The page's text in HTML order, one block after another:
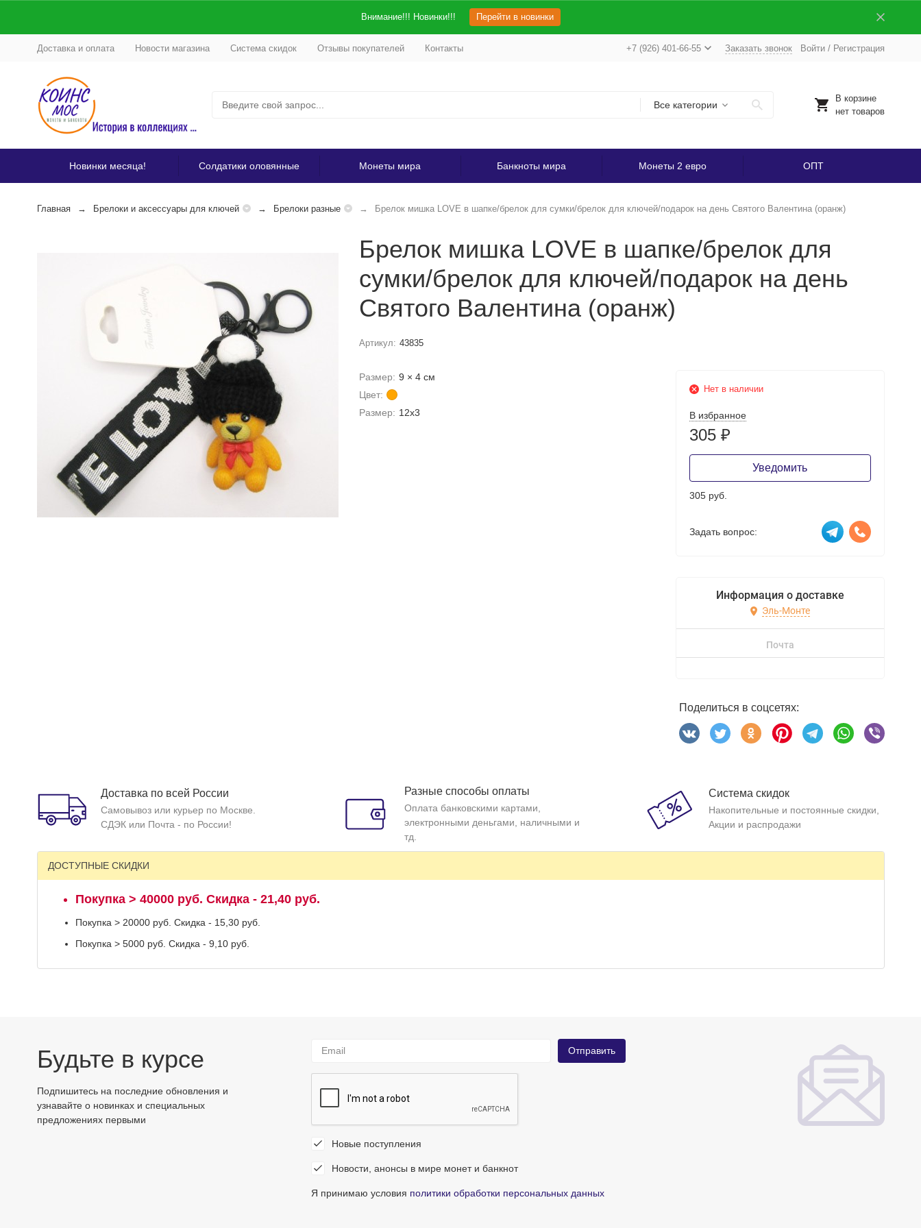
Внимание!!! Новинки!!! Перейти в новинки
Доставка и оплата Новости магазина Система скидок Отзывы покупателей Контакты +7 (926) 401-66-55 Заказать звонок Войти/ Регистрация
Все категории
В корзине
нет товаров
Новинки месяца! Солдатики оловянные Монеты мира Банкноты мира Монеты 2 евро ОПТ
Главная Брелоки и аксессуары для ключей Брелоки разные Брелок мишка LOVE в шапке/брелок для сумки/брелок для ключей/подарок на день Святого Валентина (оранж)
Брелок мишка LOVE в шапке/брелок для
сумки/брелок для ключей/подарок на день
Святого Валентина (оранж)
Артикул: 43835
Размер: 9 × 4 см
Цвет:
Размер: 12х3
Нет в наличии
В избранное
305 ₽
Уведомить
305 руб.
Задать вопрос:
Информация о доставке
Эль-Монте
Почта
Поделиться в соцсетях:
Доставка по всей России
Самовывоз или курьер по Москве.
СДЭК или Почта - по России!
Разные способы оплаты
Оплата банковскими картами,
электронными деньгами, наличными и
тд.
Система скидок
Накопительные и постоянные скидки,
Акции и распродажи
ДОСТУПНЫЕ СКИДКИ
Покупка > 40000 руб. Скидка - 21,40 руб.
Покупка > 20000 руб. Скидка - 15,30 руб.
Покупка > 5000 руб. Скидка - 9,10 руб.
Будьте в курсе
Подпишитесь на последние обновления и
узнавайте о новинках и специальных
предложениях первыми
Новые поступления
Новости, анонсы в мире монет и банкнот
Я принимаю условия политики обработки персональных данных